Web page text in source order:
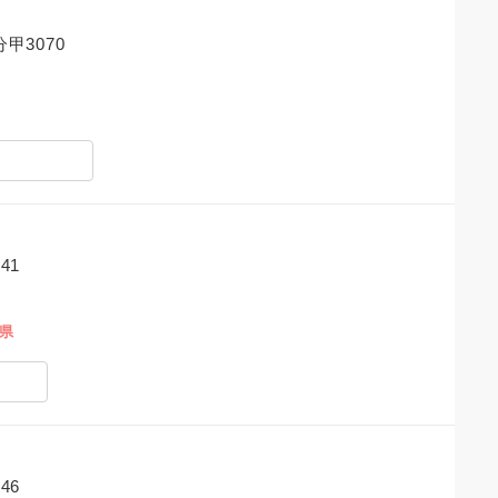
甲3070